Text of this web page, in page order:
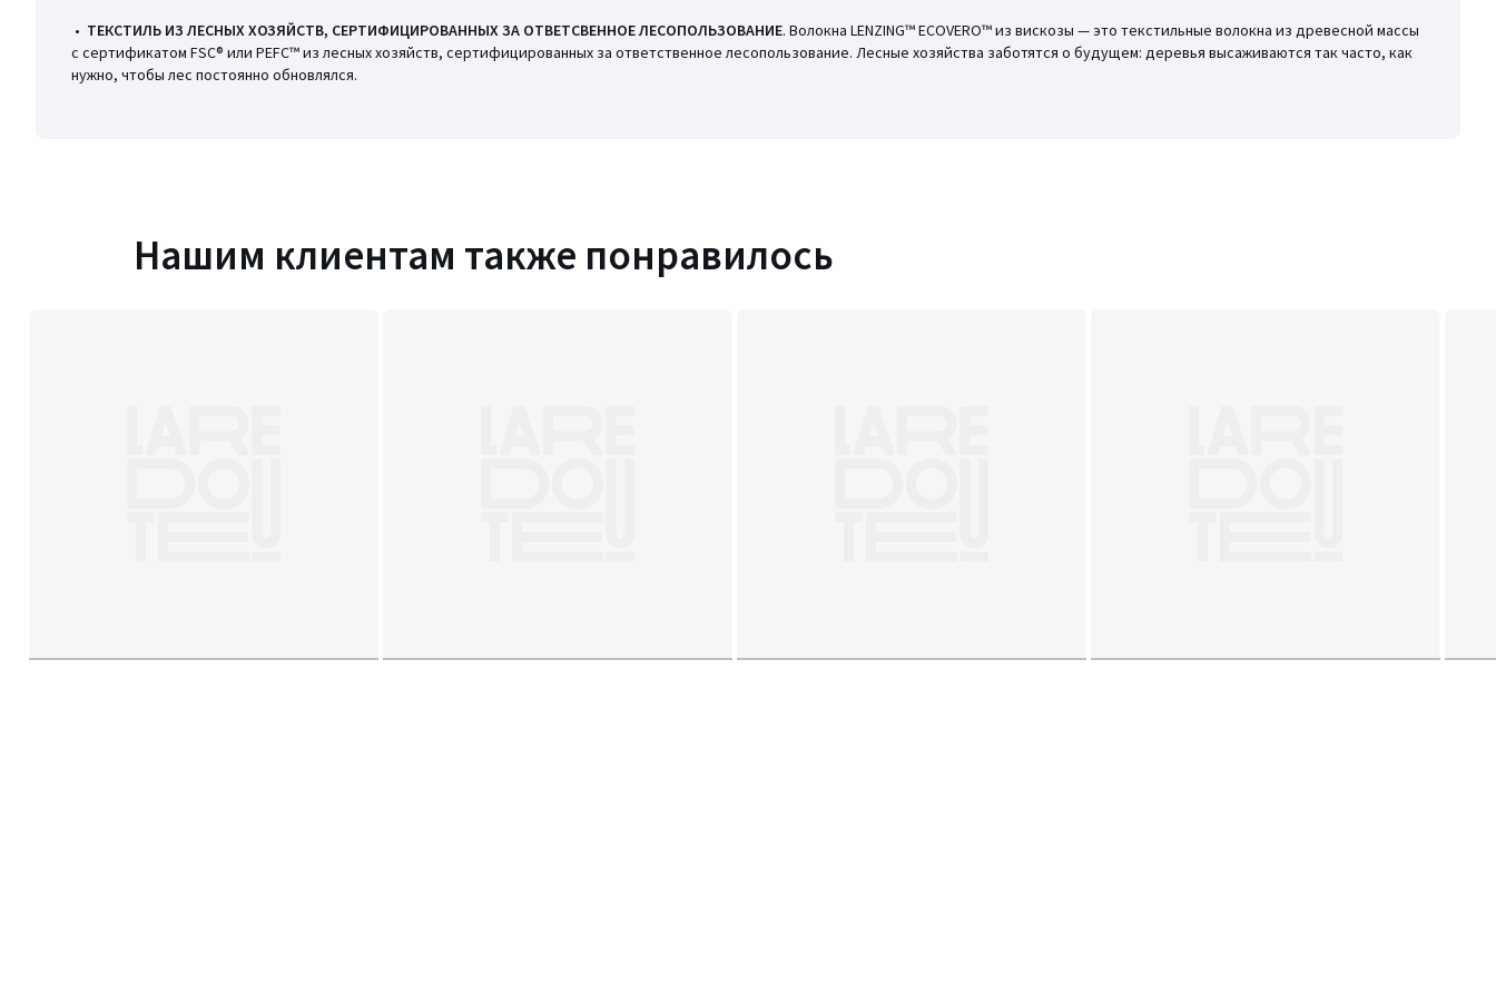
• ТЕКСТИЛЬ ИЗ ЛЕСНЫХ ХОЗЯЙСТВ, СЕРТИФИЦИРОВАННЫХ ЗА ОТВЕТСВЕННОЕ ЛЕСОПОЛЬЗОВАНИЕ. Волокна LENZING™ ECOVERO™ из вискозы — это текстильные волокна из древесной массы
с сертификатом FSC® или PEFC™ из лесных хозяйств, сертифицированных за ответственное лесопользование. Лесные хозяйства заботятся о будущем: деревья высаживаются так часто, как
нужно, чтобы лес постоянно обновлялся.
Нашим клиентам также понравилось